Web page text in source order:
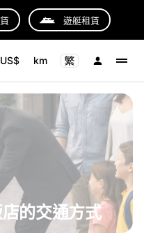
遊艇租賃
US$ km
的交通方式